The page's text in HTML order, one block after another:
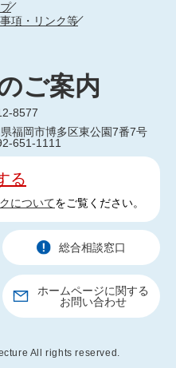
項・リンク等
ご案内
8577
福岡市博多区東公園7番7号
651-1111
る
についてをご覧ください。
総合相談窓口
ホームページに関する
お問い合わせ
All rights reserved.